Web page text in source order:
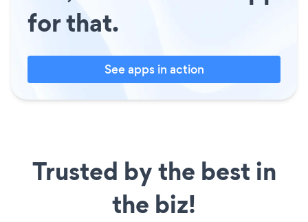
for that.
See apps in action
Trusted by the best in
the biz!